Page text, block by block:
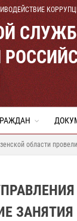
области
ЗАНЯТИЯ